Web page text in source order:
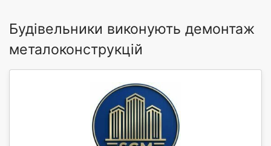
Будівельники виконують демонтаж
металоконструкцій